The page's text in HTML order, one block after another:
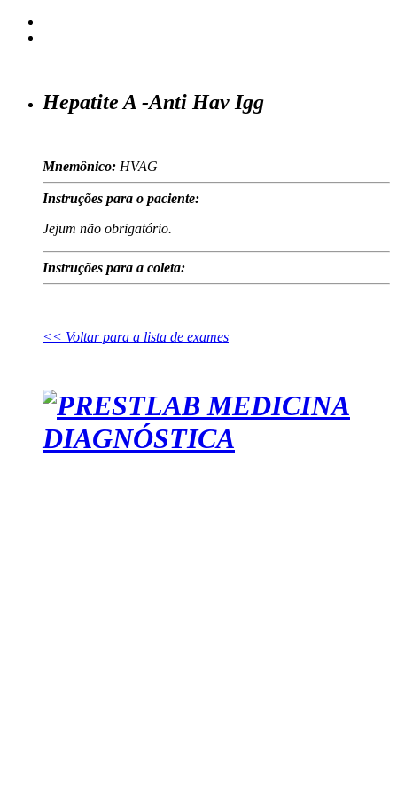
Hepatite A -Anti Hav Igg
Mnemônico: HVAG
Instruções para o paciente:
Jejum não obrigatório.
Instruções para a coleta:
<< Voltar para a lista de exames